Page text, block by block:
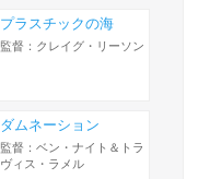
プラスチックの海
監督：クレイグ・リーソン
ダムネーション
監督：ベン・ナイト＆トラ
ヴィス・ラメル